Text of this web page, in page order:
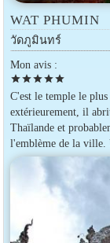
WAT PHUMIN
วัดภูมินทร์
Mon avis :
starstarstarstarstar
C'est le temple le
extérieurement, il
Thaïlande et
l'emblème de la ville.